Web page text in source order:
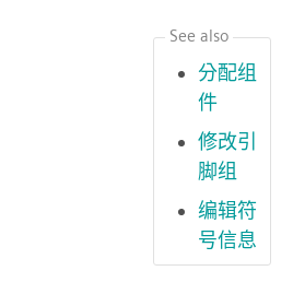
分配组
件
修改引
脚组
编辑符
号信息
See also